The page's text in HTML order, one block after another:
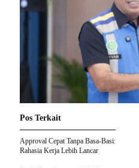
Pos Terkait
Approval Cepat Tanpa Basa-Basi:
Rahasia Kerja Lebih Lancar